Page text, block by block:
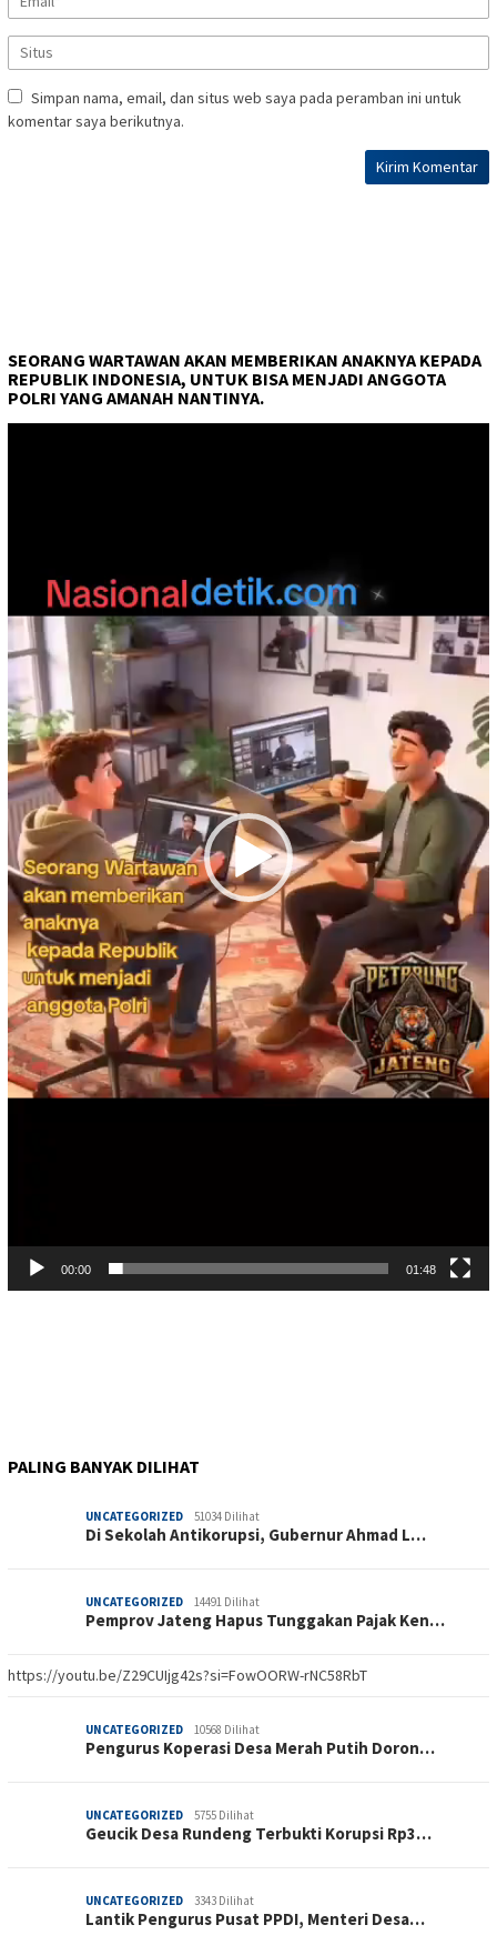
Simpan nama, email, dan situs web saya pada peramban ini untuk
komentar saya berikutnya.
SEORANG WARTAWAN AKAN MEMBERIKAN ANAKNYA KEPADA
REPUBLIK INDONESIA, UNTUK BISA MENJADI ANGGOTA
POLRI YANG AMANAH NANTINYA.
00:00 01:48
PALING BANYAK DILIHAT
UNCATEGORIZED 51034 Dilihat
Di Sekolah Antikorupsi, Gubernur Ahmad L…
UNCATEGORIZED 14491 Dilihat
Pemprov Jateng Hapus Tunggakan Pajak Ken…
https://youtu.be/Z29CUIjg42s?si=FowOORW-rNC58RbT
UNCATEGORIZED 10568 Dilihat
Pengurus Koperasi Desa Merah Putih Doron…
UNCATEGORIZED 5755 Dilihat
Geucik Desa Rundeng Terbukti Korupsi Rp3…
UNCATEGORIZED 3343 Dilihat
Lantik Pengurus Pusat PPDI, Menteri Desa…